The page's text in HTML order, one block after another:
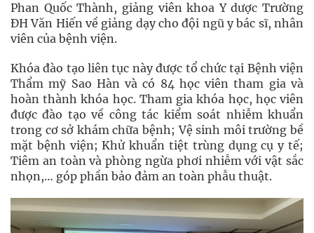
Phan Quốc Thành, giảng viên khoa Y dược Trường
ĐH Văn Hiến về giảng dạy cho đội ngũ y bác sĩ, nhân
viên của bệnh viện.
Khóa đào tạo liên tục này được tổ chức tại Bệnh viện
Thẩm mỹ Sao Hàn và có 84 học viên tham gia và
hoàn thành khóa học. Tham gia khóa học, học viên
được đào tạo về công tác kiểm soát nhiễm khuẩn
trong cơ sở khám chữa bệnh; Vệ sinh môi trường bề
mặt bệnh viện; Khử khuẩn tiệt trùng dụng cụ y tế;
Tiêm an toàn và phòng ngừa phơi nhiễm với vật sắc
nhọn,… góp phần bảo đảm an toàn phẫu thuật.